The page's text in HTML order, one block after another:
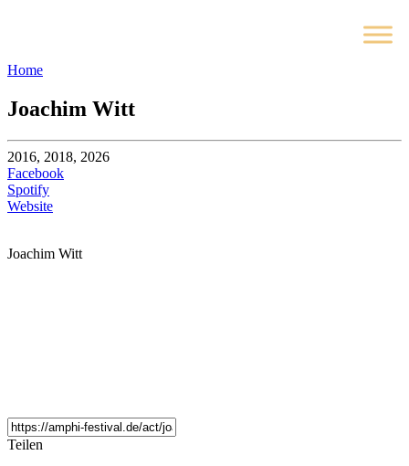
Home
Joachim Witt
2016, 2018, 2026
Facebook
Spotify
Website
Joachim Witt
Teilen